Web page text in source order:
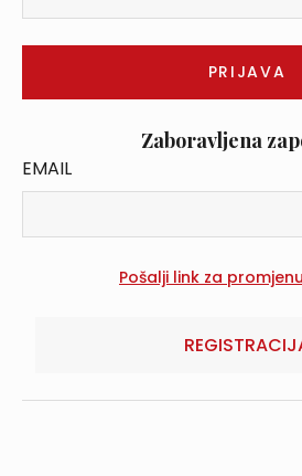
Zaboravljena
EMAIL